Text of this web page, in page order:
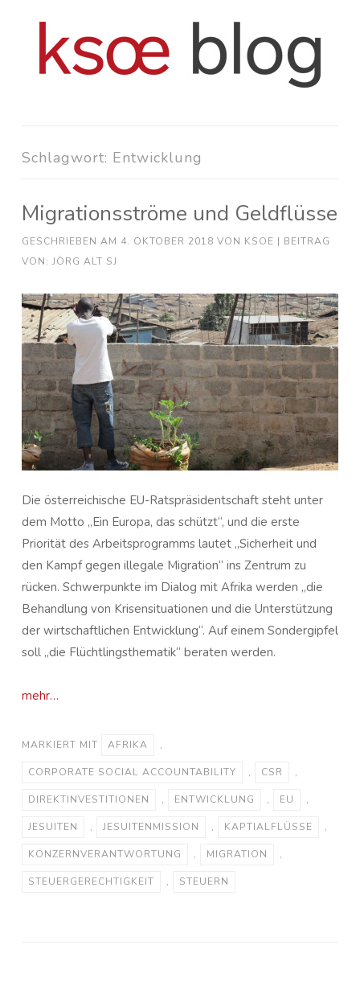
Inhalt
springen
Schlagwort: Entwicklung
Migrationsströme und Geldflüsse
GESCHRIEBEN AM 4. OKTOBER 2018 VON KSOE | BEITRAG
VON: JÖRG ALT SJ
Die österreichische EU-Ratspräsidentschaft steht unter
dem Motto „Ein Europa, das schützt“, und die erste
Priorität des Arbeitsprogramms lautet „Sicherheit und
den Kampf gegen illegale Migration“ ins Zentrum zu
rücken. Schwerpunkte im Dialog mit Afrika werden „die
Behandlung von Krisensituationen und die Unterstützung
der wirtschaftlichen Entwicklung“. Auf einem Sondergipfel
soll „die Flüchtlingsthematik“ beraten werden.
mehr…
MARKIERT MIT AFRIKA ,
CORPORATE SOCIAL ACCOUNTABILITY , CSR ,
DIREKTINVESTITIONEN , ENTWICKLUNG , EU ,
JESUITEN , JESUITENMISSION , KAPTIALFLÜSSE ,
KONZERNVERANTWORTUNG , MIGRATION ,
STEUERGERECHTIGKEIT , STEUERN